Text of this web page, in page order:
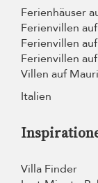
Ferienhäuser
Ferienvillen
Ferienvillen
Ferienvillen
Villen auf
Italien
Villa Finder